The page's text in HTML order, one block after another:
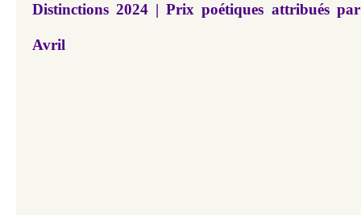
Distinctions 2024 | Prix poétiques attribués
Avril